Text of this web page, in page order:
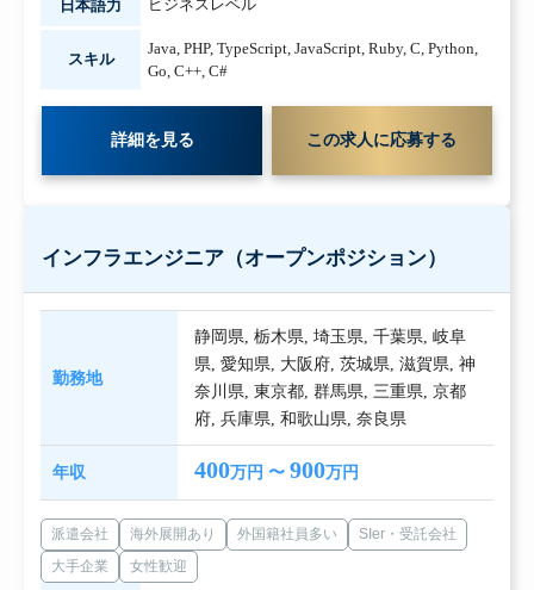
日本語力 ビジネスレベル
スキル
Java, PHP, TypeScript, JavaScript, Ruby, C, Python,
Go, C++, C#
詳細を見る この求人に応募する
インフラエンジニア（オープンポジション）
勤務地
静岡県,栃木県,埼玉県,千葉県,岐阜
県,愛知県, 大阪府,茨城県,滋賀県,神
奈川県,東京都,群馬県,三重県,京都
府,兵庫県,和歌山県,奈良県
年収 400万円 〜900万円
派遣会社 海外展開あり 外国籍社員多い
SIer・受託会社
大手企業
女性歓迎